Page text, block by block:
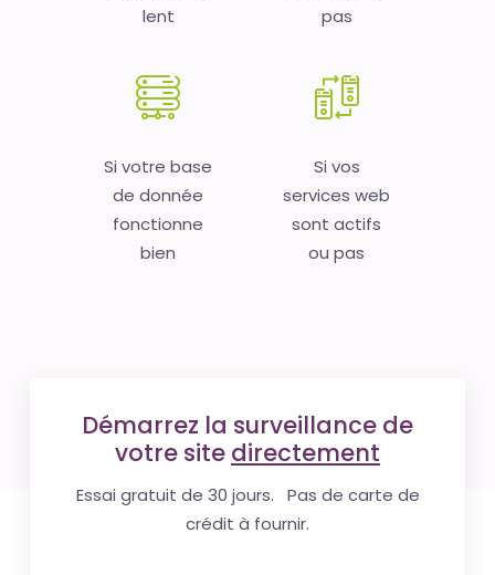
lent
pas
Si votre base
de donnée
fonctionne
bien
Si vos
services web
sont actifs
ou pas
Démarrez la surveillance de
votre site directement
Essai gratuit de 30 jours. Pas de carte de
crédit à fournir.